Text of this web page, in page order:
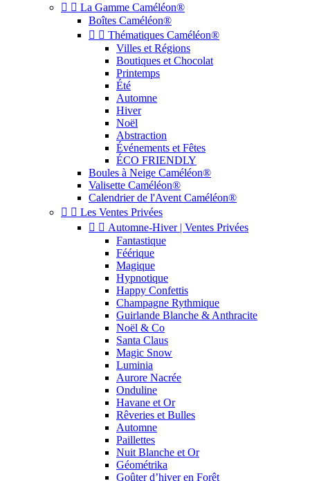
  La Gamme Caméléon®
Boîtes Caméléon®
  Thématiques Caméléon®
Villes et Régions
Boutiques et Chocolat
Printemps
Été
Automne
Hiver
Noël
Abstraction
Événements et Fêtes
ÉCO FRIENDLY
Boules à Neige Caméléon®
Valisette Caméléon®
Calendrier de l'Avent Caméléon®
  Les Ventes Privées
  Automne-Hiver | Ventes Privées
Fantastique
Féérique
Magique
Hypnotique
Happy Confettis
Champagne Rythmique
Guirlande Blanche & Anthracite
Noël & Co
Santa Claus
Magic Snow
Luminia
Aurore Nacrée
Onduline
Havane et Or
Rêveries et Bulles
Automne
Paillettes
Nuit Blanche et Or
Géométrika
Goûter d’hiver en Forêt